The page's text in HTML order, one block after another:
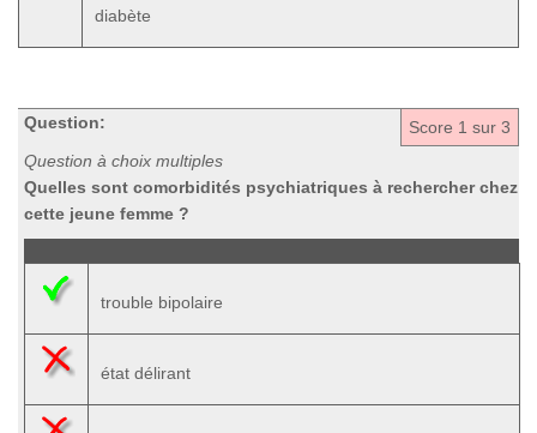
diabète
Score 1 sur 3
Question:
Question à choix multiples
Quelles sont comorbidités psychiatriques à rechercher chez
cette jeune femme ?
trouble bipolaire
état délirant